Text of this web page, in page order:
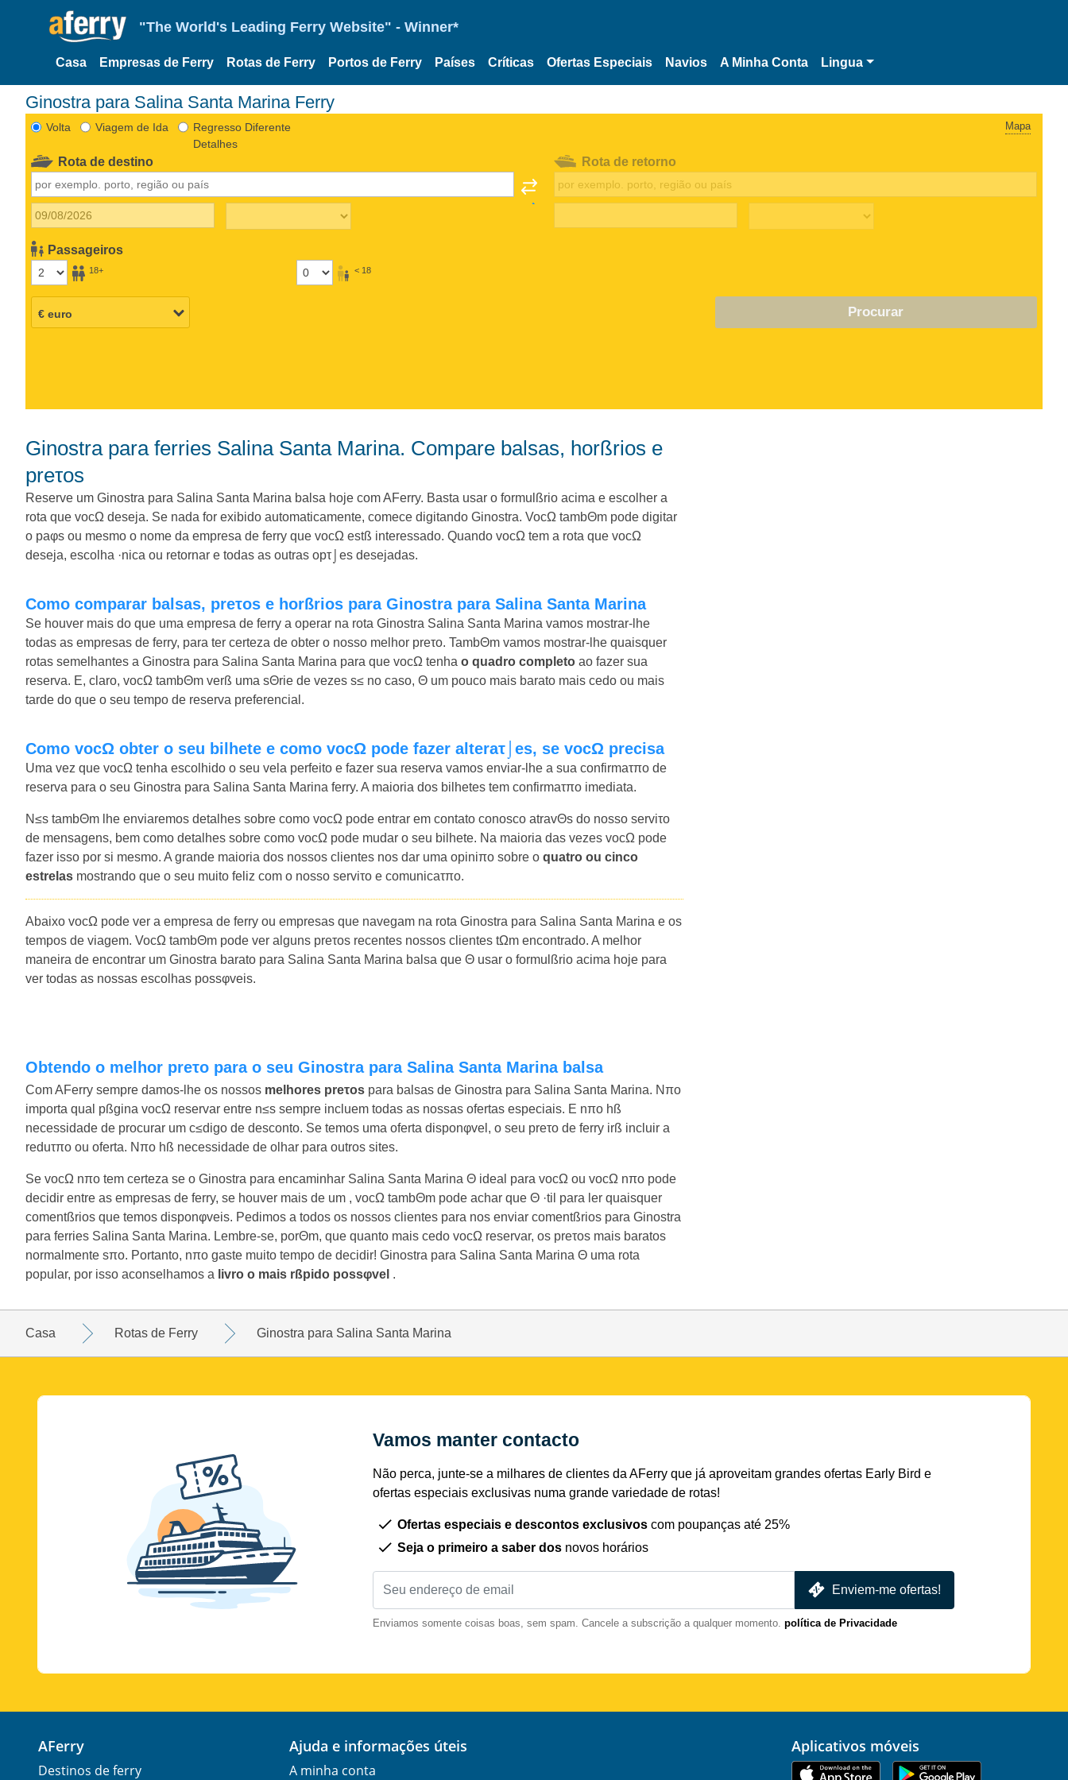
"The World's Leading Ferry Website" - Winner*
Casa Empresas de Ferry Rotas de Ferry Portos de Ferry Países Críticas Ofertas Especiais Navios A Minha Conta Lingua
Ginostra para Salina Santa Marina Ferry
Volta Viagem de Ida
Regresso Diferente
Detalhes
Mapa
Rota de destino
Passageiros
18+ < 18
Rota de retorno
Procurar
Ginostra para ferries Salina Santa Marina. Compare balsas, horßrios e
preτos
Reserve um Ginostra para Salina Santa Marina balsa hoje com AFerry. Basta usar o formulßrio acima e escolher a
rota que vocΩ deseja. Se nada for exibido automaticamente, comece digitando Ginostra. VocΩ tambΘm pode digitar
o paφs ou mesmo o nome da empresa de ferry que vocΩ estß interessado. Quando vocΩ tem a rota que vocΩ
deseja, escolha ·nica ou retornar e todas as outras opτ⌡es desejadas.
Como comparar balsas, preτos e horßrios para Ginostra para Salina Santa Marina
Se houver mais do que uma empresa de ferry a operar na rota Ginostra Salina Santa Marina vamos mostrar-lhe
todas as empresas de ferry, para ter certeza de obter o nosso melhor preτo. TambΘm vamos mostrar-lhe quaisquer
rotas semelhantes a Ginostra para Salina Santa Marina para que vocΩ tenha o quadro completo ao fazer sua
reserva. E, claro, vocΩ tambΘm verß uma sΘrie de vezes s≤ no caso, Θ um pouco mais barato mais cedo ou mais
tarde do que o seu tempo de reserva preferencial.
Como vocΩ obter o seu bilhete e como vocΩ pode fazer alteraτ⌡es, se vocΩ precisa
Uma vez que vocΩ tenha escolhido o seu vela perfeito e fazer sua reserva vamos enviar-lhe a sua confirmaτπo de
reserva para o seu Ginostra para Salina Santa Marina ferry. A maioria dos bilhetes tem confirmaτπo imediata.
N≤s tambΘm lhe enviaremos detalhes sobre como vocΩ pode entrar em contato conosco atravΘs do nosso serviτo
de mensagens, bem como detalhes sobre como vocΩ pode mudar o seu bilhete. Na maioria das vezes vocΩ pode
fazer isso por si mesmo. A grande maioria dos nossos clientes nos dar uma opiniπo sobre o quatro ou cinco
estrelas mostrando que o seu muito feliz com o nosso serviτo e comunicaτπo.
Abaixo vocΩ pode ver a empresa de ferry ou empresas que navegam na rota Ginostra para Salina Santa Marina e os
tempos de viagem. VocΩ tambΘm pode ver alguns preτos recentes nossos clientes tΩm encontrado. A melhor
maneira de encontrar um Ginostra barato para Salina Santa Marina balsa que Θ usar o formulßrio acima hoje para
ver todas as nossas escolhas possφveis.
Obtendo o melhor preτo para o seu Ginostra para Salina Santa Marina balsa
Com AFerry sempre damos-lhe os nossos melhores preτos para balsas de Ginostra para Salina Santa Marina. Nπo
importa qual pßgina vocΩ reservar entre n≤s sempre incluem todas as nossas ofertas especiais. E nπo hß
necessidade de procurar um c≤digo de desconto. Se temos uma oferta disponφvel, o seu preτo de ferry irß incluir a
reduτπo ou oferta. Nπo hß necessidade de olhar para outros sites.
Se vocΩ nπo tem certeza se o Ginostra para encaminhar Salina Santa Marina Θ ideal para vocΩ ou vocΩ nπo pode
decidir entre as empresas de ferry, se houver mais de um , vocΩ tambΘm pode achar que Θ ·til para ler quaisquer
comentßrios que temos disponφveis. Pedimos a todos os nossos clientes para nos enviar comentßrios para Ginostra
para ferries Salina Santa Marina. Lembre-se, porΘm, que quanto mais cedo vocΩ reservar, os preτos mais baratos
normalmente sπo. Portanto, nπo gaste muito tempo de decidir! Ginostra para Salina Santa Marina Θ uma rota
popular, por isso aconselhamos a livro o mais rßpido possφvel .
Casa Rotas de Ferry Ginostra para Salina Santa Marina
Vamos manter contacto
Não perca, junte-se a milhares de clientes da AFerry que já aproveitam grandes ofertas Early Bird e
ofertas especiais exclusivas numa grande variedade de rotas!
Ofertas especiais e descontos exclusivos com poupanças até 25%
Seja o primeiro a saber dos novos horários
Enviem-me ofertas!
Enviamos somente coisas boas, sem spam. Cancele a subscrição a qualquer momento. política de Privacidade
AFerry
Destinos de ferry
Ajuda e informações úteis
A minha conta
Aplicativos móveis